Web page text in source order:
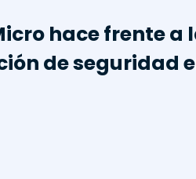
hace frente a
de seguridad